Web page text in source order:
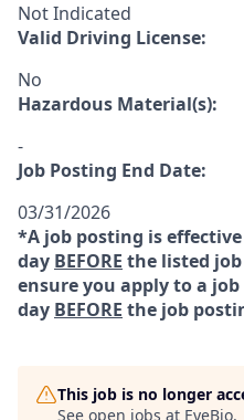
Not Indicated
Valid Driving License:
No
Hazardous Material(s):
-
Job Posting End Date:
03/31/2026
*A job posting is
day BEFORE the listed
ensure you apply to a
day BEFORE the job
This job is no longer
See open jobs at EyeBio.